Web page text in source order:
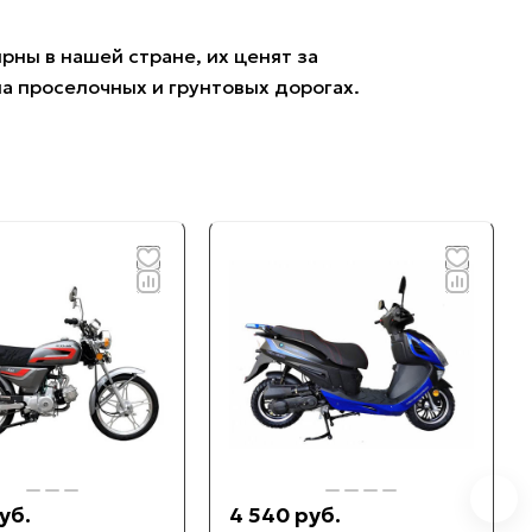
в нашей стране, их ценят за
проселочных и грунтовых дорогах.
4 540 руб.